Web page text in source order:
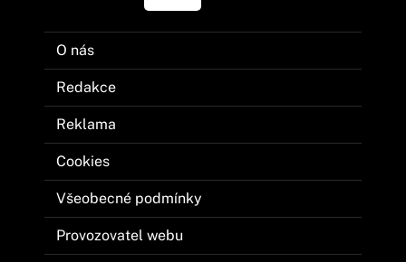
O nás
Redakce
Reklama
Cookies
Všeobecné podmínky
Provozovatel webu